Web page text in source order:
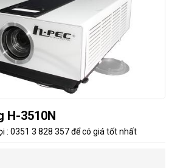
H-3510N
: 0351 3 828 357 để có giá tốt nhất